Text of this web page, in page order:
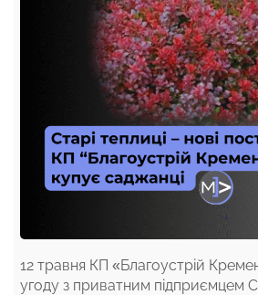
12 травня КП «Благоустрій
угоду з приватним підприємцем